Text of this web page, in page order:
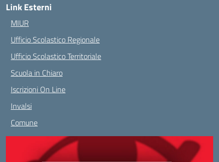
Link Esterni
MIUR
Ufficio Scolastico Regionale
Ufficio Scolastico Territoriale
Scuola in Chiaro
Iscrizioni On Line
Invalsi
Comune